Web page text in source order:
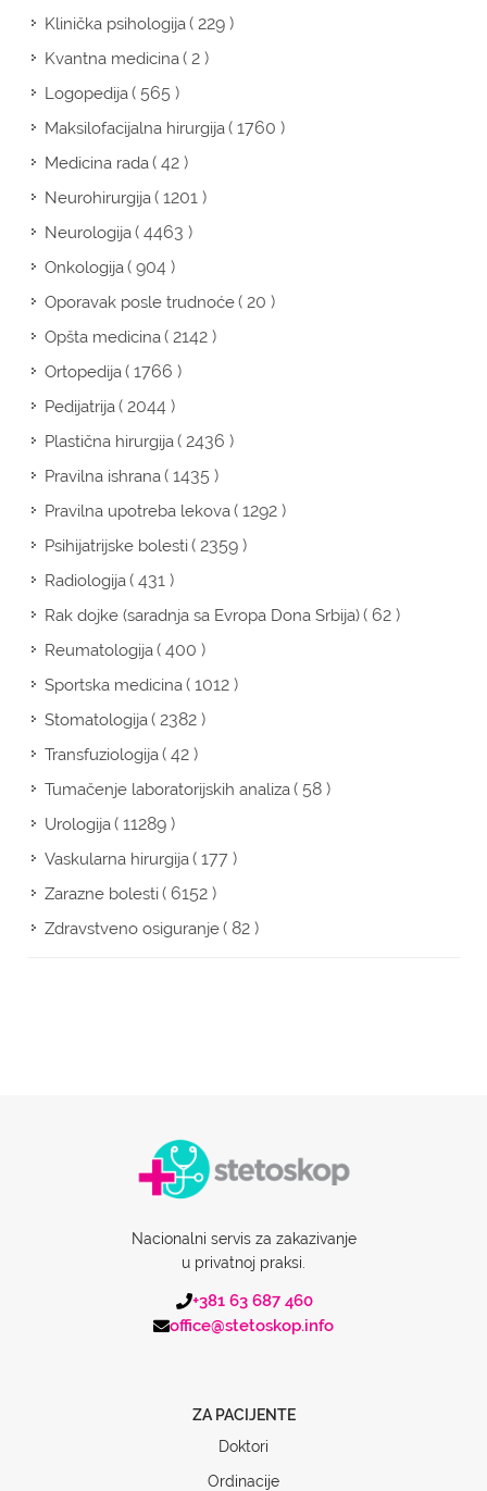
Klinička psihologija( 229 )
Kvantna medicina( 2 )
Logopedija( 565 )
Maksilofacijalna hirurgija( 1760 )
Medicina rada( 42 )
Neurohirurgija( 1201 )
Neurologija( 4463 )
Onkologija( 904 )
Oporavak posle trudnoće( 20 )
Opšta medicina( 2142 )
Ortopedija( 1766 )
Pedijatrija( 2044 )
Plastična hirurgija( 2436 )
Pravilna ishrana( 1435 )
Pravilna upotreba lekova( 1292 )
Psihijatrijske bolesti( 2359 )
Radiologija( 431 )
Rak dojke (saradnja sa Evropa Dona Srbija)( 62 )
Reumatologija( 400 )
Sportska medicina( 1012 )
Stomatologija( 2382 )
Transfuziologija( 42 )
Tumačenje laboratorijskih analiza( 58 )
Urologija( 11289 )
Vaskularna hirurgija( 177 )
Zarazne bolesti( 6152 )
Zdravstveno osiguranje( 82 )
Nacionalni servis za zakazivanje
u privatnoj praksi.
+381 63 687 460
office@stetoskop.info
ZA PACIJENTE
Doktori
Ordinacije